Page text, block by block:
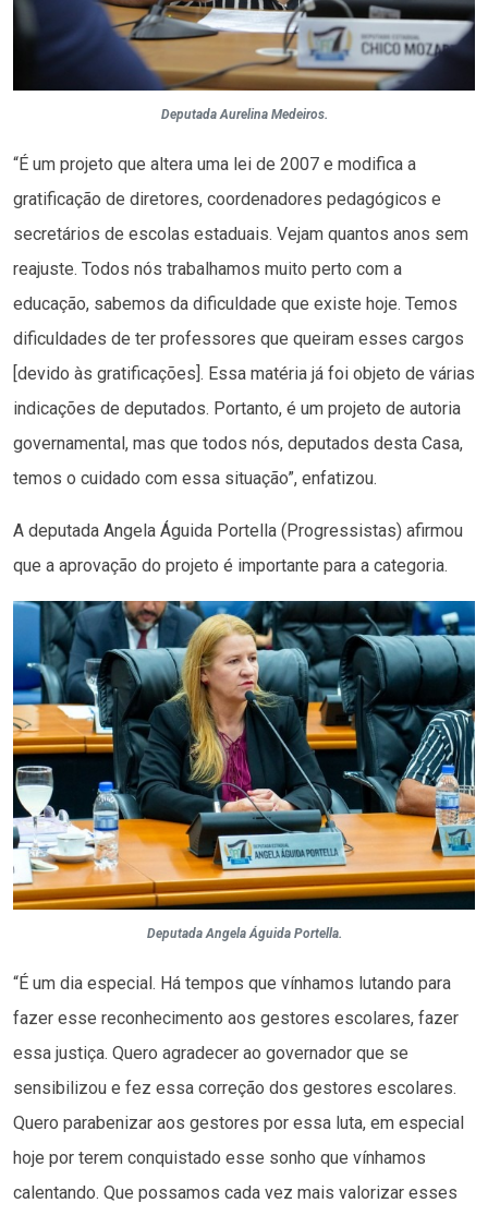
Deputada Aurelina Medeiros.
“É um projeto que altera uma lei de 2007 e modifica a
gratificação de diretores, coordenadores pedagógicos e
secretários de escolas estaduais. Vejam quantos anos sem
reajuste. Todos nós trabalhamos muito perto com a
educação, sabemos da dificuldade que existe hoje. Temos
dificuldades de ter professores que queiram esses cargos
[devido às gratificações]. Essa matéria já foi objeto de várias
indicações de deputados. Portanto, é um projeto de autoria
governamental, mas que todos nós, deputados desta Casa,
temos o cuidado com essa situação”, enfatizou.
A deputada Angela Águida Portella (Progressistas) afirmou
que a aprovação do projeto é importante para a categoria.
Deputada Angela Águida Portella.
“É um dia especial. Há tempos que vínhamos lutando para
fazer esse reconhecimento aos gestores escolares, fazer
essa justiça. Quero agradecer ao governador que se
sensibilizou e fez essa correção dos gestores escolares.
Quero parabenizar aos gestores por essa luta, em especial
hoje por terem conquistado esse sonho que vínhamos
calentando. Que possamos cada vez mais valorizar esses